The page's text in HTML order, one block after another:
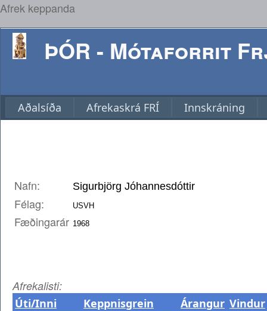
Afrek keppanda
ÞÓR - Mótaforrit
Aðalsíða Afrekaskrá FRÍ Innskráning
Nafn:
Félag:
Fæðingarár
Afrekalisti:
Úti/Inni Keppnisgrein Árangur Vindur